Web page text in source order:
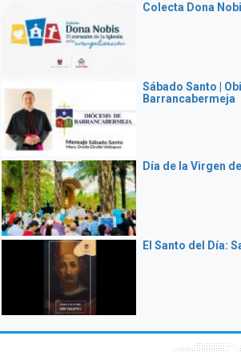
Colecta Dona
Sábado Santo |
Barrancabermeja
Día de la Virgen
El Santo del Día: